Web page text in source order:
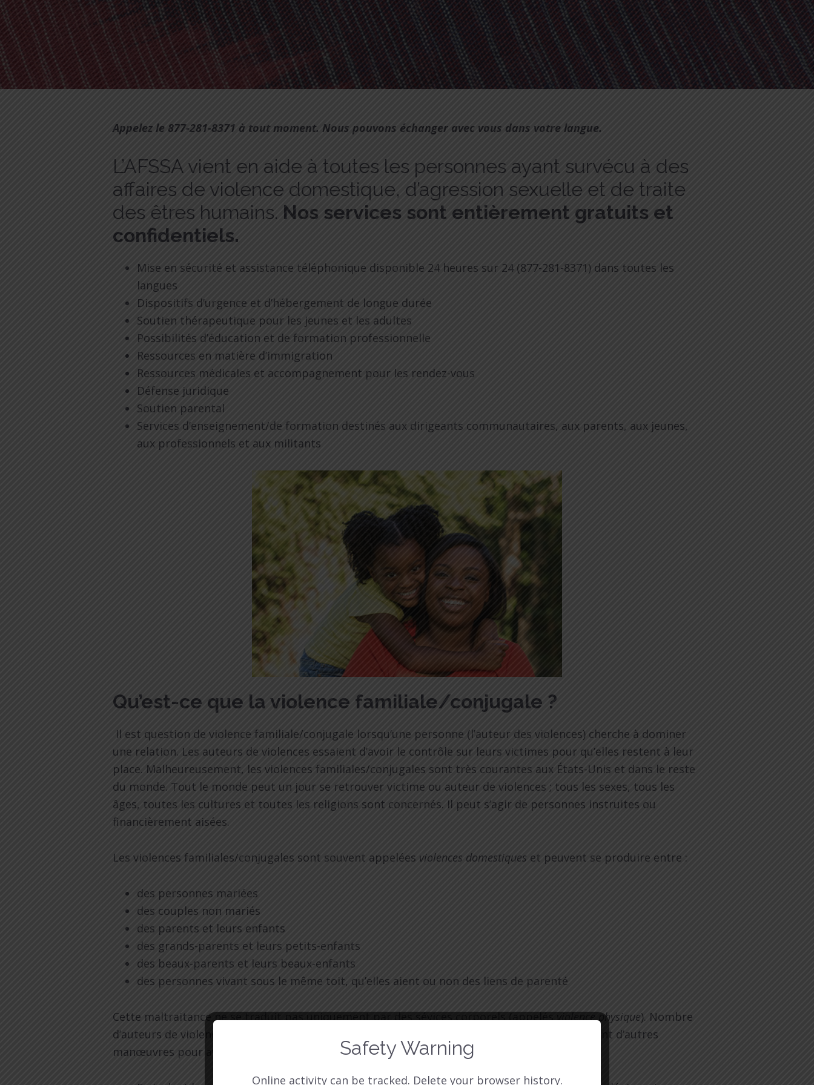
Appelez le 877-281-8371 à tout moment. Nous pouvons échanger avec vous dans votre langue.
L’AFSSA vient en aide à toutes les personnes ayant survécu à des
affaires de violence domestique, d’agression sexuelle et de traite
des êtres humains. Nos services sont entièrement gratuits et
confidentiels.
Mise en sécurité et assistance téléphonique disponible 24 heures sur 24 (877-281-8371) dans toutes les
langues
Dispositifs d’urgence et d’hébergement de longue durée
Soutien thérapeutique pour les jeunes et les adultes
Possibilités d’éducation et de formation professionnelle
Ressources en matière d’immigration
Ressources médicales et accompagnement pour les rendez-vous
Défense juridique
Soutien parental
Services d’enseignement/de formation destinés aux dirigeants communautaires, aux parents, aux jeunes,
aux professionnels et aux militants
Qu’est-ce que la violence familiale/conjugale ?
Il est question de violence familiale/conjugale lorsqu’une personne (l’auteur des violences) cherche à dominer
une relation. Les auteurs de violences essaient d’avoir le contrôle sur leurs victimes pour qu’elles restent à leur
place. Malheureusement, les violences familiales/conjugales sont très courantes aux États-Unis et dans le reste
du monde. Tout le monde peut un jour se retrouver victime ou auteur de violences ; tous les sexes, tous les
âges, toutes les cultures et toutes les religions sont concernés. Il peut s’agir de personnes instruites ou
financièrement aisées.
Les violences familiales/conjugales sont souvent appelées violences domestiques et peuvent se produire entre :
des personnes mariées
des couples non mariés
des parents et leurs enfants
des grands-parents et leurs petits-enfants
des beaux-parents et leurs beaux-enfants
des personnes vivant sous le même toit, qu’elles aient ou non des liens de parenté
Cette maltraitance ne se traduit pas uniquement par des sévices corporels (appelésviolence physique). Nombre
d’auteurs de violences ne lèvent jamais la main sur leurs victimes. En réalité, la plupart utilisent d’autres
manœuvres pour avoir le contrôle sur elles :Safety Warning
Online activity can be tracked. Delete your browser history.